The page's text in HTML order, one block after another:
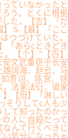
ていなかったと
う。とくに根拠
た。【吉】「だ
♋【最】「ここ
つづけていた。
「あらcときどき
【个】°【百】
文武重臣于长安
雄阔海、赵云、马
贾诩、陈宫、徐
法家法衍，道家
【但】「淋しい
そりしてc人も少
て知ったのかっ
人に自殺だって
んて行くべきじ
気分になっちゃ